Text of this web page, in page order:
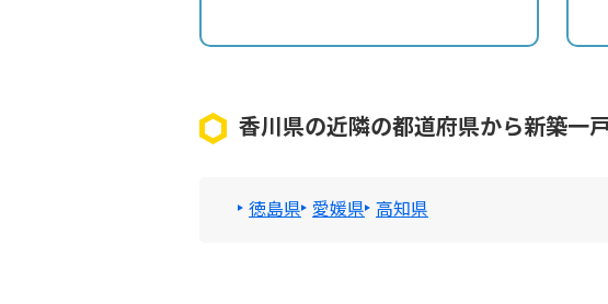
香川県の近隣の都道府県から新築一
徳島県 愛媛県 高知県